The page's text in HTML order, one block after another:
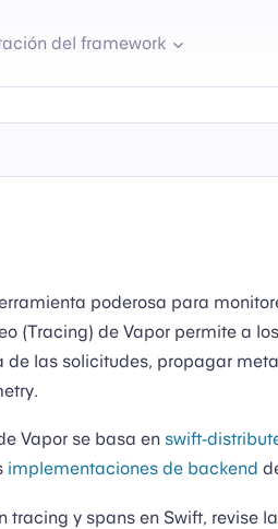
del framework
poderosa para
(Tracing) de Vapor permite a
las solicitudes, propagar
Vapor se basa en swift-
implementaciones de backend
tracing y spans en Swift, revise la